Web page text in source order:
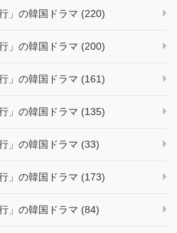
」の韓国ドラマ (220)
」の韓国ドラマ (200)
」の韓国ドラマ (161)
」の韓国ドラマ (135)
」の韓国ドラマ (33)
」の韓国ドラマ (173)
」の韓国ドラマ (84)